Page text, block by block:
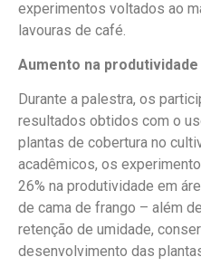
experimentos voltados ao
lavouras de café.
Aumento na produtividade
Durante a palestra, os
resultados obtidos com o
plantas de cobertura no
acadêmicos, os
26% na produtividade em
de cama de frango – além
retenção de umidade,
desenvolvimento das